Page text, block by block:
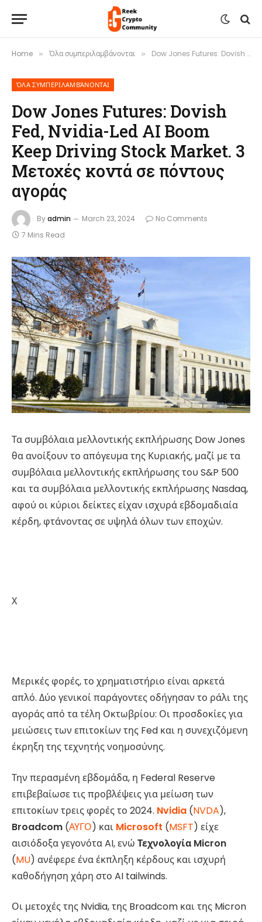
Home » Όλα συμπεριλαμβάνονται » Dow Jones Futures: Dovish Fed, Nvidia-Led AI Boom Keep Driving Stock Market. 3 Μετοχές κοντά σε πόντους αγοράς
ΌΛΑ ΣΥΜΠΕΡΙΛΑΜΒΆΝΟΝΤΑΙ
Dow Jones Futures: Dovish
Fed, Nvidia-Led AI Boom
Keep Driving Stock Market. 3
Μετοχές κοντά σε πόντους
αγοράς
Byadmin March 23, 2024
No Comments
7 Mins Read
Τα συμβόλαια μελλοντικής εκπλήρωσης Dow Jones
θα ανοίξουν το απόγευμα της Κυριακής, μαζί με τα
συμβόλαια μελλοντικής εκπλήρωσης του S&P 500
και τα συμβόλαια μελλοντικής εκπλήρωσης Nasdaq,
αφού οι κύριοι δείκτες είχαν ισχυρά εβδομαδιαία
κέρδη, φτάνοντας σε υψηλά όλων των εποχών.
Χ
Μερικές φορές, το χρηματιστήριο είναι αρκετά
απλό. Δύο γενικοί παράγοντες οδήγησαν το ράλι της
αγοράς από τα τέλη Οκτωβρίου: Οι προσδοκίες για
μειώσεις των επιτοκίων της Fed και η συνεχιζόμενη
έκρηξη της τεχνητής νοημοσύνης.
Την περασμένη εβδομάδα, η Federal Reserve
επιβεβαίωσε τις προβλέψεις για μείωση των
επιτοκίων τρεις φορές το 2024. Nvidia (NVDA),
Broadcom (ΑΥΓΟ) και Microsoft (MSFT) είχε
αισιόδοξα γεγονότα AI, ενώ Τεχνολογία Micron
(MU) ανέφερε ένα έκπληξη κέρδους και ισχυρή
καθοδήγηση χάρη στο AI tailwinds.
Οι μετοχές της Nvidia, της Broadcom και της Micron